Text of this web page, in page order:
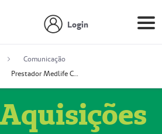
Login
Comunicação
Prestador Medlife Consultas e Diagnósticos (51004334-2)